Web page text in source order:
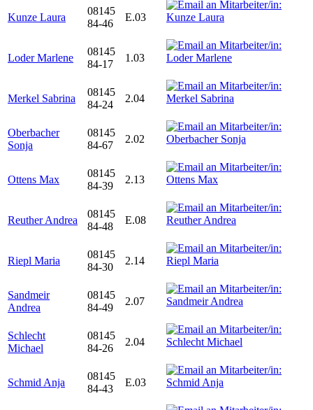
Kunze Laura
08145
84-46
E.03
Loder Marlene
08145
84-17
1.03
Merkel Sabrina
08145
84-24
2.04
Oberbacher
Sonja
08145
84-67
2.02
Ottens Max
08145
84-39
2.13
Reuther Andrea
08145
84-48
E.08
Riepl Maria
08145
84-30
2.14
Sandmeir
Andrea
08145
84-49
2.07
Schlecht
Michael
08145
84-26
2.04
Schmid Anja
08145
84-43
E.03